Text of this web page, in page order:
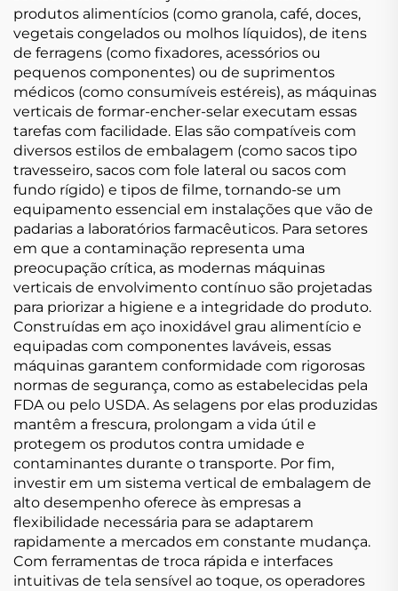
produtos alimentícios (como granola, café, doces,
vegetais congelados ou molhos líquidos), de itens
de ferragens (como fixadores, acessórios ou
pequenos componentes) ou de suprimentos
médicos (como consumíveis estéreis), as máquinas
verticais de formar-encher-selar executam essas
tarefas com facilidade. Elas são compatíveis com
diversos estilos de embalagem (como sacos tipo
travesseiro, sacos com fole lateral ou sacos com
fundo rígido) e tipos de filme, tornando-se um
equipamento essencial em instalações que vão de
padarias a laboratórios farmacêuticos. Para setores
em que a contaminação representa uma
preocupação crítica, as modernas máquinas
verticais de envolvimento contínuo são projetadas
para priorizar a higiene e a integridade do produto.
Construídas em aço inoxidável grau alimentício e
equipadas com componentes laváveis, essas
máquinas garantem conformidade com rigorosas
normas de segurança, como as estabelecidas pela
FDA ou pelo USDA. As selagens por elas produzidas
mantêm a frescura, prolongam a vida útil e
protegem os produtos contra umidade e
contaminantes durante o transporte. Por fim,
investir em um sistema vertical de embalagem de
alto desempenho oferece às empresas a
flexibilidade necessária para se adaptarem
rapidamente a mercados em constante mudança.
Com ferramentas de troca rápida e interfaces
intuitivas de tela sensível ao toque, os operadores